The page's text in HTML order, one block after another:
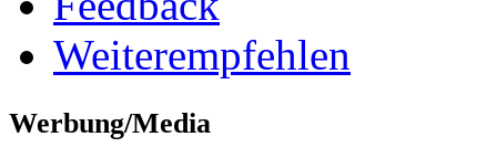
Weiterempfehlen
Werbung/Media